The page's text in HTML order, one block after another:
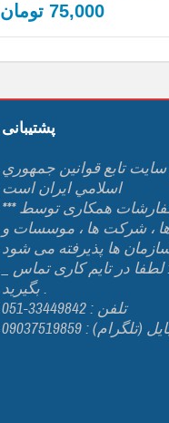
75,000 تومان
پشتیبانی
سايت تابع قوانين جمهوري
اسلامي ايران است
*** کلیه سفارشات همکاری توسط
ها ، شرکت ها ، موسسات و
بگیرید .
تلفن : 33449842-051
(تلگرام) : 09037519859